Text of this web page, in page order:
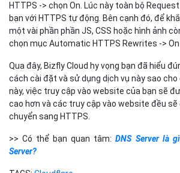
HTTPS -> chọn On. Lúc này toàn bộ
bạn với HTTPS tự động. Bên cạnh đó, để
một vài phần phần JS, CSS hoặc hình ảnh
chọn mục Automatic HTTPS Rewrites -> On
Qua đây, Bizfly Cloud hy vọng bạn đã hiểu
cách cài đặt và sử dụng dịch vụ này sao cho
này, việc truy cập vào website của bạn sẽ
cao hơn và các truy cập vào website đều
chuyển sang HTTPS.
>> Có thể bạn quan tâm:DNS Server là
Server?